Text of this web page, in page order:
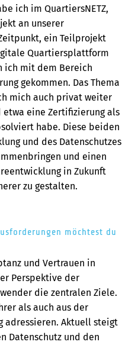
ich imQuartiersNETZ,
an unserer
ein Teilprojekt
Quartiersplattform
ich mit dem Bereich
gekommen. Das Thema
mich auch privat weiter
eine Zertifizierung als
habe. Diese beiden
und des Datenschutzes
und einen
in Zukunft
zu gestalten.
möchtest du
und Vertrauen in
Perspektive der
die zentralen Ziele.
als auch aus der
adressieren. Aktuell steigt
Datenschutz und den